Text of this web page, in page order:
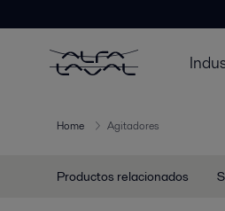
Home Agitadores
Productos relacionados